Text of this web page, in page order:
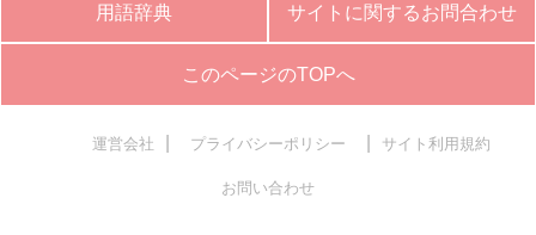
用語辞典 サイトに関するお問合わせ
このページのTOPへ
運営会社 プライバシーポリシー サイト利用規約
お問い合わせ